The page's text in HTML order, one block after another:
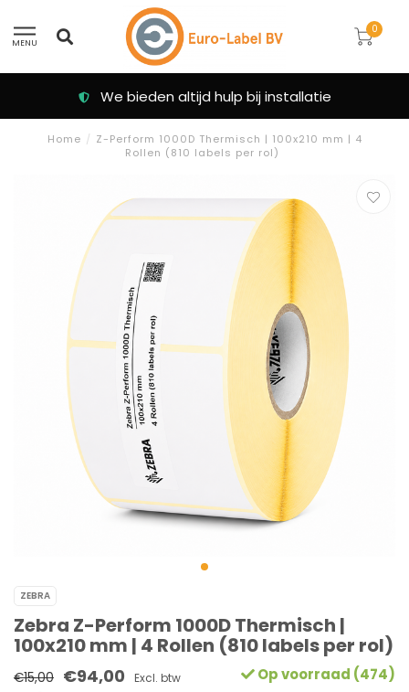
MENU
0
Klanten beoordelen ons met een 9.3
Home / Z-Perform 1000D Thermisch | 100x210 mm | 4
Rollen (810 labels per rol)
ZEBRA
Zebra Z-Perform 1000D Thermisch |
100x210 mm | 4 Rollen (810 labels per rol)
€15,00 €94,00 Excl. btw Op voorraad (474)